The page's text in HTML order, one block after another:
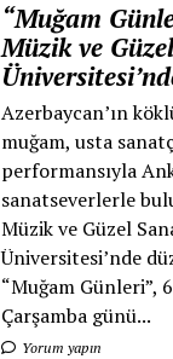
“Muğam
Müzik ve
Azerbaycan’ın
muğam, usta
performansıyla
sanatseverlerle
Müzik ve Güzel
Üniversitesi’nde
“Muğam Günleri”,
Çarşamba günü...
Yorum yapın